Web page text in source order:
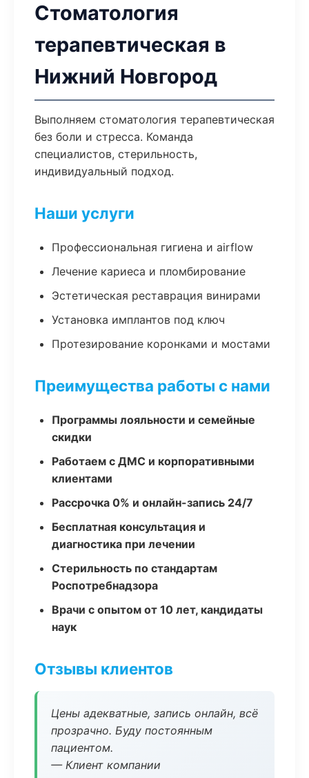
Стоматология
терапевтическая в
Нижний Новгород
Выполняем стоматология терапевтическая
без боли и стресса. Команда
специалистов, стерильность,
индивидуальный подход.
Наши услуги
Профессиональная гигиена и airflow
Лечение кариеса и пломбирование
Эстетическая реставрация винирами
Установка имплантов под ключ
Протезирование коронками и мостами
Преимущества работы с нами
Программы лояльности и семейные
скидки
Работаем с ДМС и корпоративными
клиентами
Рассрочка 0% и онлайн-запись 24/7
Бесплатная консультация и
диагностика при лечении
Стерильность по стандартам
Роспотребнадзора
Врачи с опытом от 10 лет, кандидаты
наук
Отзывы клиентов
Цены адекватные, запись онлайн, всё
прозрачно. Буду постоянным
пациентом.
— Клиент компании